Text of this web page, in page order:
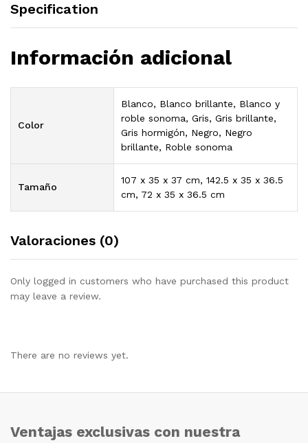
Specification
Información adicional
Color
Blanco, Blanco brillante, Blanco y
roble sonoma, Gris, Gris brillante,
Gris hormigón, Negro, Negro
brillante, Roble sonoma
Tamaño
107 x 35 x 37 cm, 142.5 x 35 x 36.5
cm, 72 x 35 x 36.5 cm
Valoraciones (0)
Only logged in customers who have purchased this product
may leave a review.
There are no reviews yet.
Ventajas exclusivas con nuestra